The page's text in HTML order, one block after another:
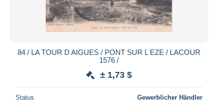
84 / LA TOUR D AIGUES / PONT SUR L EZE / LACOUR
1576 /
± 1,73 $
Status Gewerblicher Händler